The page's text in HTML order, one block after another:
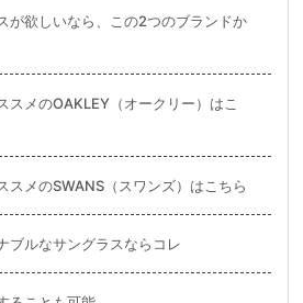
が欲しいなら、この2つのブランドか
スメのOAKLEY（オークリー）はこ
スメのSWANS（スワンズ）はこちら
ブルなサングラスならコレ